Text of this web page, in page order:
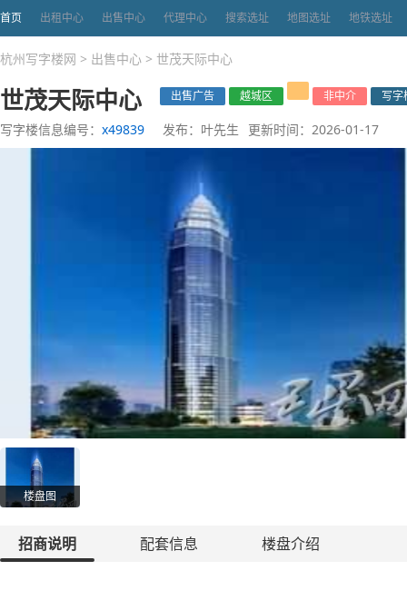
首页 出租中心 出售中心 代理中心 搜索选址 地图选址 地铁选址
杭州写字楼网 > 出售中心 > 世茂天际中心
世茂天际中心 出售广告 越城区 非中介 写字
写字楼信息编号： x49839 发布：叶先生 更新时间：2026-01-17
楼盘图
招商说明 配套信息 楼盘介绍